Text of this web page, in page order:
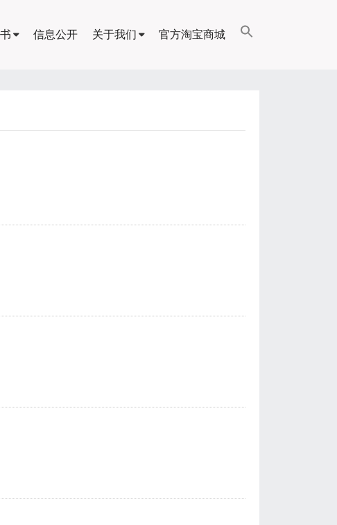
信息公开 关于我们 官方淘宝商城